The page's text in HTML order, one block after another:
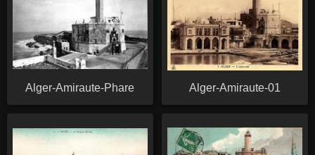
Alger-Amiraute-Phare Alger-Amiraute-01